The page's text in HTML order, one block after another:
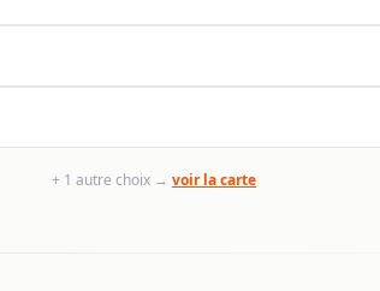
+ 1 autre choix → voir la carte